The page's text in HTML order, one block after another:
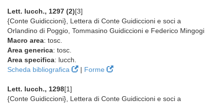
Lett. lucch., 1297 (2)[3]
{Conte Guidiccioni}, Lettera di Conte Guidiccioni e soci a
Orlandino di Poggio, Tommasino Guidiccioni e Federico Mingogi
Macro area: tosc.
Area generica: tosc.
Area specifica: lucch.
Scheda bibliografica
| Forme
Lett. lucch., 1298[1]
{Conte Guidiccioni}, Lettera di Conte Guidiccioni e soci a